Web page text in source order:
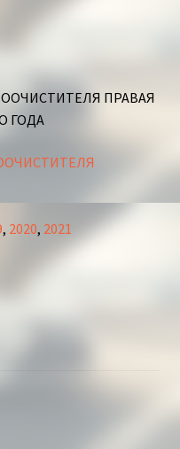
ПРАВАЯ
ГОДА
, 2020, 2021